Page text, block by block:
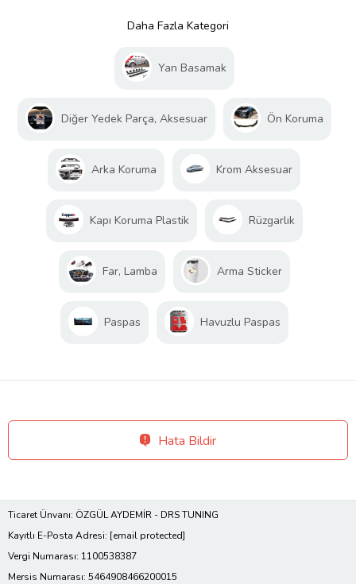
Daha Fazla Kategori
Yan Basamak
Diğer Yedek Parça, Aksesuar Ön Koruma
Arka Koruma Krom Aksesuar
Kapı Koruma Plastik Rüzgarlık
Far, Lamba Arma Sticker
Paspas Havuzlu Paspas
Hata Bildir
Ticaret Ünvanı: ÖZGÜL AYDEMİR - DRS TUNING
Kayıtlı E-Posta Adresi: [email protected]
Vergi Numarası: 1100538387
Mersis Numarası: 5464908466200015